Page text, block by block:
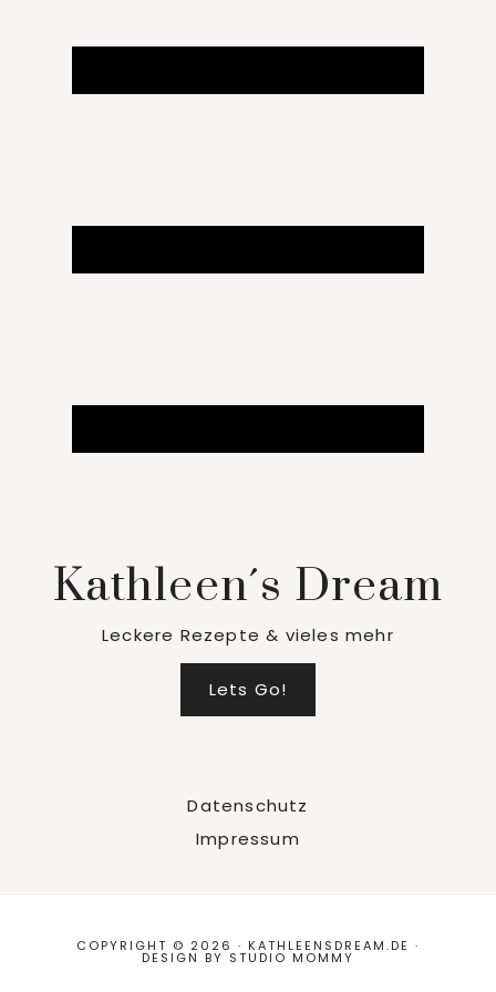
Kathleen´s Dream
Leckere Rezepte & vieles mehr
Lets Go!
Datenschutz
Impressum
COPYRIGHT © 2026 · KATHLEENSDREAM.DE ·
DESIGN BY STUDIO MOMMY